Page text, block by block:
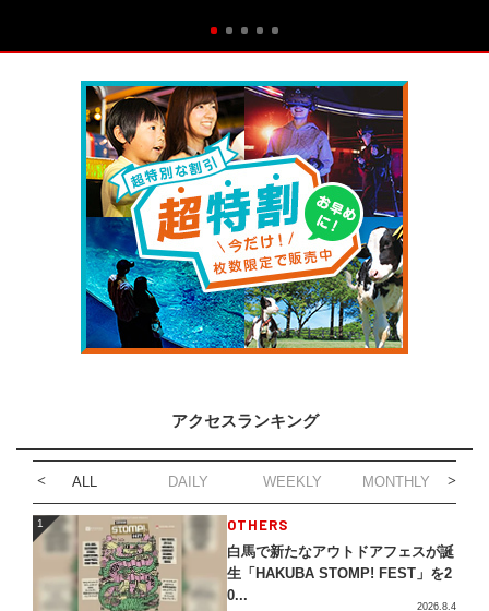
アクセスランキング
ALL DAILY WEEKLY MONTHLY
1 OTHERS
白馬で新たなアウトドアフェスが誕
生「HAKUBA STOMP! FEST」を2
0...
2026.8.4